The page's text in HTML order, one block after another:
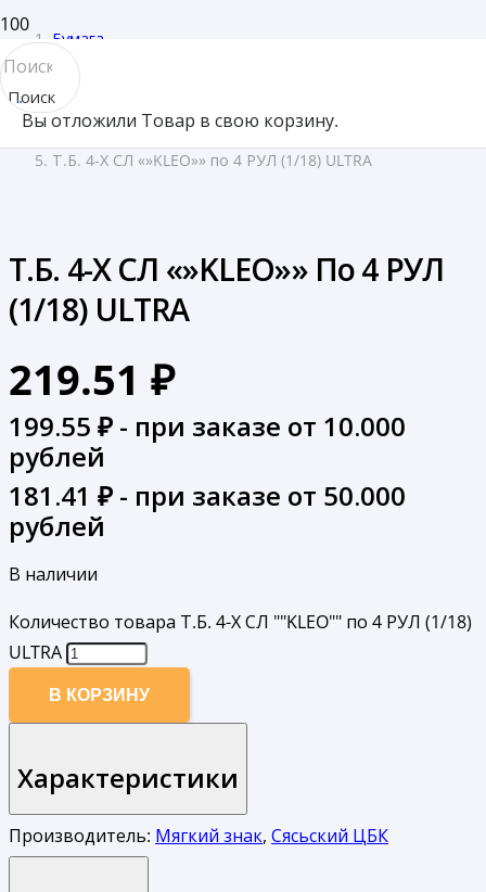
Поиск
товара
Вы отложили Товар в свою корзину.
Бумага
Туалетная бумага
/
Т.Б. 4-Х СЛ «»KLEO»» по 4 РУЛ (1/18) ULTRA
Т.Б. 4-Х СЛ «»KLEO»» По 4 РУЛ
(1/18) ULTRA
219.51 ₽
199.55 ₽ - при заказе от 10.000
рублей
181.41 ₽ - при заказе от 50.000
рублей
В наличии
Количество товара Т.Б. 4-Х СЛ ""KLEO"" по 4 РУЛ (1/18)
ULTRA
В КОРЗИНУ
Характеристики
Производитель: Мягкий знак, Сясьский ЦБК